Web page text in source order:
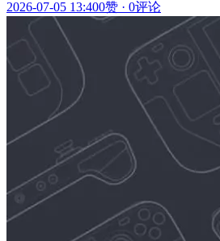
2026-07-05 13:400赞 · 0评论